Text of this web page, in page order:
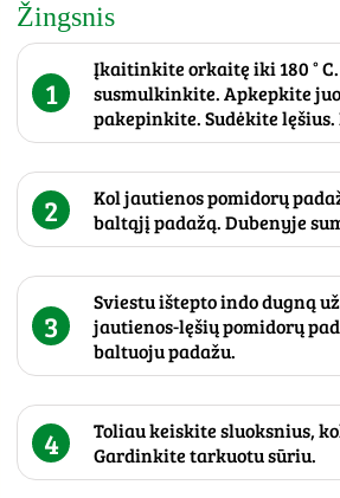
Žingsnis
1
Įkaitinkite orkaitę iki 180 °
susmulkinkite. Apkepkite
pakepinkite. Sudėkite
2
Kol jautienos pomidorų
baltąjį padažą. Dubenyje
3
Sviestu ištepto indo dugną
jautienos-lęšių pomidorų
baltuoju padažu.
4
Toliau keiskite sluoksnius,
Gardinkite tarkuotu sūriu.